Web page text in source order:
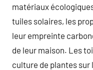
matériaux
tuiles solaires, les
leur empreinte
de leur maison. Les
culture de plantes